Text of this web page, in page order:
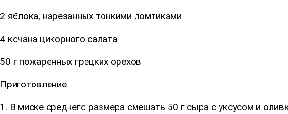
2 яблока, нарезанных тонкими ломтиками
4 кочана цикорного салата
50 г пожаренных грецких орехов
Приготовление
1. В миске среднего размера смешать 50 г сыра с уксусом и